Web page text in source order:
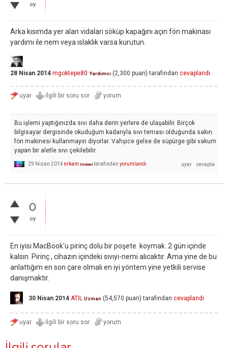
oy
Arka kısımda yer alan vidaları söküp kapağını açın fön makinası
yardımı ile nem veya ıslaklık varsa kurutun.
28 Nisan 2014 mgoktepe80 Yardımcı (2,300 puan) tarafından cevaplandı
Bu işlemi yaptığınızda sıvı daha derin yerlere de ulaşabilir. Birçok
bilgisayar dergisinde okuduğum kadarıyla sıvı teması olduğunda sakın
fön makinesi kullanmayın diyorlar. Vahşice gelse de süpürge gibi vakum
yapan bir aletle sıvı çekilebilir.
29 Nisan 2014 erkam Uzman tarafından yorumlandı
0
oy
En iyisi MacBook'u pirinç dolu bir poşete koymak. 2 gün içinde
kalsın. Pirinç , cihazın içindeki sıvıyı-nemi alıcaktır. Ama yine de bu
anlattığım en son çare olmalı en iyi yöntem yine yetkili servise
danışmaktır.
30 Nisan 2014 ATIL Uzman (54,570 puan) tarafından cevaplandı